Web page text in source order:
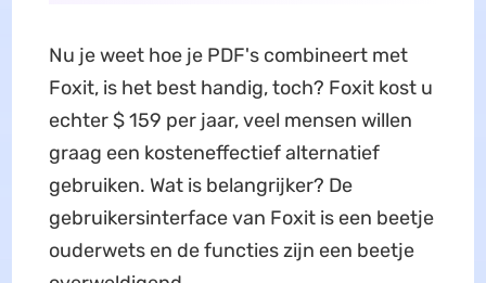
Nu je weet hoe je PDF's combineert met
Foxit, is het best handig, toch? Foxit kost u
echter $ 159 per jaar, veel mensen willen
graag een kosteneffectief alternatief
gebruiken. Wat is belangrijker? De
gebruikersinterface van Foxit is een beetje
ouderwets en de functies zijn een beetje